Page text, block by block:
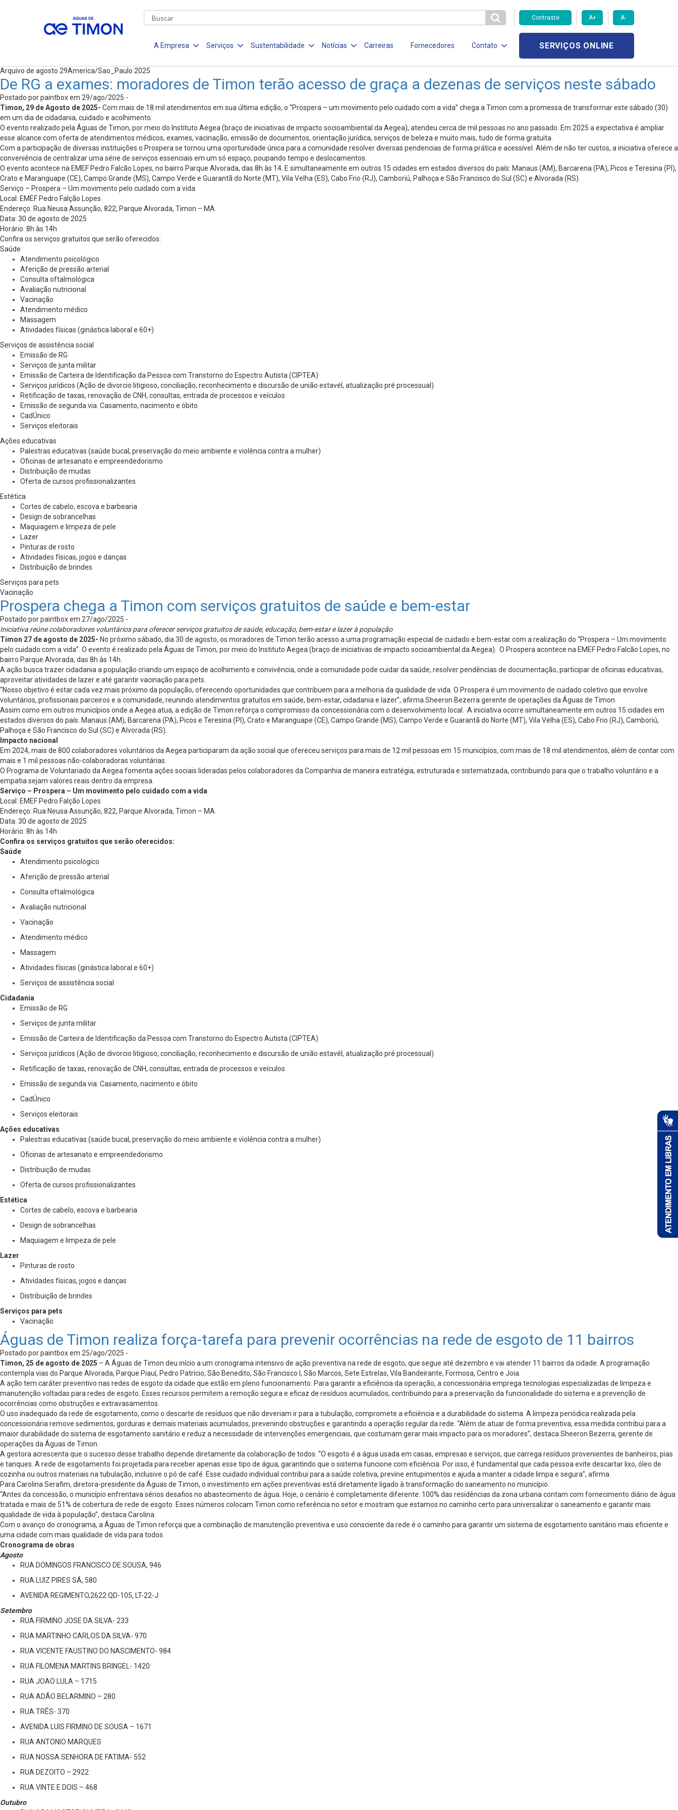
Contraste A+ A-
A Empresa Serviços Sustentabilidade Notícias Carreiras Fornecedores Contato SERVIÇOS ONLINE
Arquivo de agosto 29America/Sao_Paulo 2025
De RG a exames: moradores de Timon terão acesso de graça a dezenas de serviços neste sábado
Postado por paintbox em 29/ago/2025 -
Timon, 29 de Agosto de 2025- Com mais de 18 mil atendimentos em sua última edição, o “Prospera – um movimento pelo cuidado com a vida” chega a Timon com a promessa de transformar este sábado (30)
em um dia de cidadania, cuidado e acolhimento.
O evento realizado pela Águas de Timon, por meio do Instituto Aegea (braço de iniciativas de impacto socioambiental da Aegea), atendeu cerca de mil pessoas no ano passado. Em 2025 a expectativa é ampliar
esse alcance com oferta de atendimentos médicos, exames, vacinação, emissão de documentos, orientação jurídica, serviços de beleza e muito mais, tudo de forma gratuita.
Com a participação de diversas instituições o Prospera se tornou uma oportunidade única para a comunidade resolver diversas pendencias de forma prática e acessível. Além de não ter custos, a iniciativa oferece a
conveniência de centralizar uma série de serviços essenciais em um só espaço, poupando tempo e deslocamentos.
O evento acontece na EMEF Pedro Falcão Lopes, no bairro Parque Alvorada, das 8h às 14. E simultaneamente em outros 15 cidades em estados diversos do país: Manaus (AM), Barcarena (PA), Picos e Teresina (PI),
Crato e Maranguape (CE), Campo Grande (MS), Campo Verde e Guarantã do Norte (MT), Vila Velha (ES), Cabo Frio (RJ), Camboriú, Palhoça e São Francisco do Sul (SC) e Alvorada (RS).
Serviço – Prospera – Um movimento pelo cuidado com a vida
Local: EMEF Pedro Falção Lopes
Endereço: Rua Neusa Assunção, 822, Parque Alvorada, Timon – MA
Data: 30 de agosto de 2025
Horário: 8h às 14h
Confira os serviços gratuitos que serão oferecidos:
Saúde
Atendimento psicológico
Aferição de pressão arterial
Consulta oftalmológica
Avaliação nutricional
Vacinação
Atendimento médico
Massagem
Atividades físicas (ginástica laboral e 60+)
Serviços de assistência social
Emissão de RG
Serviços de junta militar
Emissão de Carteira de Identificação da Pessoa com Transtorno do Espectro Autista (CIPTEA)
Serviços jurídicos (Ação de divorcio litigioso, conciliação, reconhecimento e discursão de união estavél, atualização pré processual)
Retificação de taxas, renovação de CNH, consultas, entrada de processos e veículos
Emissão de segunda via: Casamento, nacimento e óbito
CadÚnico
Serviços eleitorais
Ações educativas
Palestras educativas (saúde bucal, preservação do meio ambiente e violência contra a mulher)
Oficinas de artesanato e empreendedorismo
Distribuição de mudas
Oferta de cursos profissionalizantes
Estética
Cortes de cabelo, escova e barbearia
Design de sobrancelhas
Maquiagem e limpeza de pele
Lazer
Pinturas de rosto
Atividades físicas, jogos e danças
Distribuição de brindes
Serviços para pets
Vacinação
Prospera chega a Timon com serviços gratuitos de saúde e bem-estar
Postado por paintbox em 27/ago/2025 -
Iniciativa reúne colaboradores voluntários para oferecer serviços gratuitos de saúde, educação, bem-estar e lazer à população
Timon 27 de agosto de 2025- No próximo sábado, dia 30 de agosto, os moradores de Timon terão acesso a uma programação especial de cuidado e bem-estar com a realização do “Prospera – Um movimento
pelo cuidado com a vida”. O evento é realizado pela Águas de Timon, por meio do Instituto Aegea (braço de iniciativas de impacto socioambiental da Aegea). O Prospera acontece na EMEF Pedro Falcão Lopes, no
bairro Parque Alvorada, das 8h às 14h.
A ação busca trazer cidadania a população criando um espaço de acolhimento e convivência, onde a comunidade pode cuidar da saúde, resolver pendências de documentação, participar de oficinas educativas,
aproveitar atividades de lazer e até garantir vacinação para pets.
“Nosso objetivo é estar cada vez mais próximo da população, oferecendo oportunidades que contribuem para a melhoria da qualidade de vida. O Prospera é um movimento de cuidado coletivo que envolve
voluntários, profissionais parceiros e a comunidade, reunindo atendimentos gratuitos em saúde, bem-estar, cidadania e lazer”, afirma Sheeron Bezerra gerente de operações da Águas de Timon.
Assim como em outros municípios onde a Aegea atua, a edição de Timon reforça o compromisso da concessionária com o desenvolvimento local. A iniciativa ocorre simultaneamente em outros 15 cidades em
estados diversos do país: Manaus (AM), Barcarena (PA), Picos e Teresina (PI), Crato e Maranguape (CE), Campo Grande (MS), Campo Verde e Guarantã do Norte (MT), Vila Velha (ES), Cabo Frio (RJ), Camboriú,
Palhoça e São Francisco do Sul (SC) e Alvorada (RS).
Impacto nacional
Em 2024, mais de 800 colaboradores voluntários da Aegea participaram da ação social que ofereceu serviços para mais de 12 mil pessoas em 15 municípios, com mais de 18 mil atendimentos, além de contar com
mais e 1 mil pessoas não-colaboradoras voluntárias.
O Programa de Voluntariado da Aegea fomenta ações sociais lideradas pelos colaboradores da Companhia de maneira estratégia, estruturada e sistematizada, contribuindo para que o trabalho voluntário e a
empatia sejam valores reais dentro da empresa.
Serviço – Prospera – Um movimento pelo cuidado com a vida
Local: EMEF Pedro Falção Lopes
Endereço: Rua Neusa Assunção, 822, Parque Alvorada, Timon – MA
Data: 30 de agosto de 2025
Horário: 8h às 14h
Confira os serviços gratuitos que serão oferecidos:
Saúde
Atendimento psicológico
Aferição de pressão arterial
Consulta oftalmológica
Avaliação nutricional
Vacinação
Atendimento médico
Massagem
Atividades físicas (ginástica laboral e 60+)
Serviços de assistência social
Cidadania
Emissão de RG
Serviços de junta militar
Emissão de Carteira de Identificação da Pessoa com Transtorno do Espectro Autista (CIPTEA)
Serviços jurídicos (Ação de divorcio litigioso, conciliação, reconhecimento e discursão de união estavél, atualização pré processual)
Retificação de taxas, renovação de CNH, consultas, entrada de processos e veículos
Emissão de segunda via: Casamento, nacimento e óbito
CadÚnico
Serviços eleitorais
Ações educativas
Palestras educativas (saúde bucal, preservação do meio ambiente e violência contra a mulher)
Oficinas de artesanato e empreendedorismo
Distribuição de mudas
Oferta de cursos profissionalizantes
Estética
Cortes de cabelo, escova e barbearia
Design de sobrancelhas
Maquiagem e limpeza de pele
Lazer
Pinturas de rosto
Atividades físicas, jogos e danças
Distribuição de brindes
Serviços para pets
Vacinação
Águas de Timon realiza força-tarefa para prevenir ocorrências na rede de esgoto de 11 bairros
Postado por paintbox em 25/ago/2025 -
Timon, 25 de agosto de 2025 – A Águas de Timon deu início a um cronograma intensivo de ação preventiva na rede de esgoto, que segue até dezembro e vai atender 11 bairros da cidade. A programação
contempla vias do Parque Alvorada, Parque Piauí, Pedro Patrício, São Benedito, São Francisco I, São Marcos, Sete Estrelas, Vila Bandeirante, Formosa, Centro e Joia.
A ação tem caráter preventivo nas redes de esgoto da cidade que estão em pleno funcionamento. Para garantir a eficiência da operação, a concessionária emprega tecnologias especializadas de limpeza e
manutenção voltadas para redes de esgoto. Esses recursos permitem a remoção segura e eficaz de resíduos acumulados, contribuindo para a preservação da funcionalidade do sistema e a prevenção de
ocorrências como obstruções e extravasamentos.
O uso inadequado da rede de esgotamento, como o descarte de resíduos que não deveriam ir para a tubulação, compromete a eficiência e a durabilidade do sistema. A limpeza periódica realizada pela
concessionária remove sedimentos, gorduras e demais materiais acumulados, prevenindo obstruções e garantindo a operação regular da rede. “Além de atuar de forma preventiva, essa medida contribui para a
maior durabilidade do sistema de esgotamento sanitário e reduz a necessidade de intervenções emergenciais, que costumam gerar mais impacto para os moradores”, destaca Sheeron Bezerra, gerente de
operações da Águas de Timon.
A gestora acrescenta que o sucesso desse trabalho depende diretamente da colaboração de todos. “O esgoto é a água usada em casas, empresas e serviços, que carrega resíduos provenientes de banheiros, pias
e tanques. A rede de esgotamento foi projetada para receber apenas esse tipo de água, garantindo que o sistema funcione com eficiência. Por isso, é fundamental que cada pessoa evite descartar lixo, óleo de
cozinha ou outros materiais na tubulação, inclusive o pó de café. Esse cuidado individual contribui para a saúde coletiva, previne entupimentos e ajuda a manter a cidade limpa e segura”, afirma.
Para Carolina Serafim, diretora-presidente da Águas de Timon, o investimento em ações preventivas está diretamente ligado à transformação do saneamento no município.
“Antes da concessão, o município enfrentava sérios desafios no abastecimento de água. Hoje, o cenário é completamente diferente: 100% das residências da zona urbana contam com fornecimento diário de água
tratada e mais de 51% de cobertura de rede de esgoto. Esses números colocam Timon como referência no setor e mostram que estamos no caminho certo para universalizar o saneamento e garantir mais
qualidade de vida à população”, destaca Carolina.
Com o avanço do cronograma, a Águas de Timon reforça que a combinação de manutenção preventiva e uso consciente da rede é o caminho para garantir um sistema de esgotamento sanitário mais eficiente e
uma cidade com mais qualidade de vida para todos.
Cronograma de obras
Agosto
RUA DOMINGOS FRANCISCO DE SOUSA, 946
RUA LUIZ PIRES SÁ, 580
AVENIDA REGIMENTO,2622 QD-105, LT-22-J
Setembro
RUA FIRMINO JOSE DA SILVA- 233
RUA MARTINHO CARLOS DA SILVA- 970
RUA VICENTE FAUSTINO DO NASCIMENTO- 984
RUA FILOMENA MARTINS BRINGEL- 1420
RUA JOAO LULA – 1715
RUA ADÃO BELARMINO – 280
RUA TRÊS- 370
AVENIDA LUIS FIRMINO DE SOUSA – 1671
RUA ANTONIO MARQUES
RUA NOSSA SENHORA DE FATIMA- 552
RUA DEZOITO – 2922
RUA VINTE E DOIS – 468
Outubro